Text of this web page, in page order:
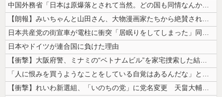
中国外務省「日本は原爆落とされて当然。どの国も同情なんかしない」
【朗報】みいちゃんと山田さん、大物漫画家たちから絶賛されるｗｗｗｗ
日本共産党の街宣車が電柱に衝突「居眠りをしてしまった」同乗していた県議...
日本やドイツが連合国に負けた理由
【衝撃】大阪府警、ミナミの“ベトナムビル”を家宅捜索した結果・・・・・...
「人に恨みを買うようなことをしている自覚はあるんだな」と高市首相を嘲笑...
【衝撃】れいわ新選組、「いのちの党」に党名変更 天畠大輔氏が共同代表へ